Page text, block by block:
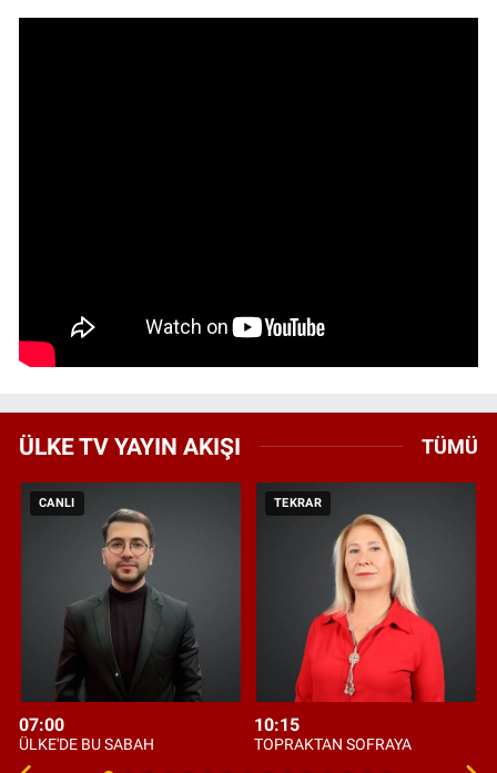
ÜLKE TV YAYIN AKIŞI TÜMÜ
CANLI
07:00
ÜLKE'DE BU SABAH
TEKRAR
10:15
TOPRAKTAN SOFRAYA